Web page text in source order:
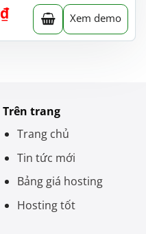
₫Giá
hiện
tại
Xem demo
Trên trang
Trang chủ
Tin tức mới
Bảng giá hosting
Hosting tốt